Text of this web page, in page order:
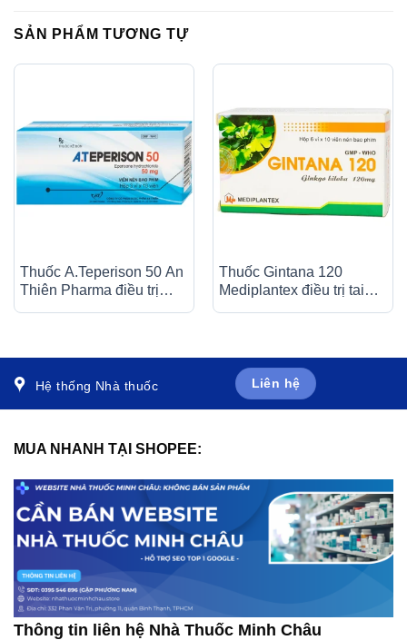
SẢN PHẨM TƯƠNG TỰ
Thuốc A.Teperison 50 An
Thiên Pharma điều trị
Thuốc Gintana 120
Mediplantex điều trị tai
Hệ thống Nhà thuốc Liên hệ
MUA NHANH TẠI SHOPEE:
Thông tin liên hệ Nhà Thuốc Minh Châu